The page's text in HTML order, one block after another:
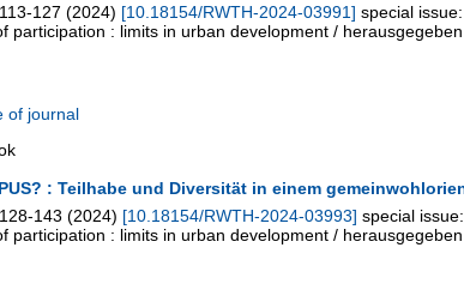
113-127 (2024) [10.18154/RWTH-2024-03991] special
participation : limits in urban development /
of journal
: Teilhabe und Diversität in einem
128-143 (2024) [10.18154/RWTH-2024-03993] special
participation : limits in urban development /